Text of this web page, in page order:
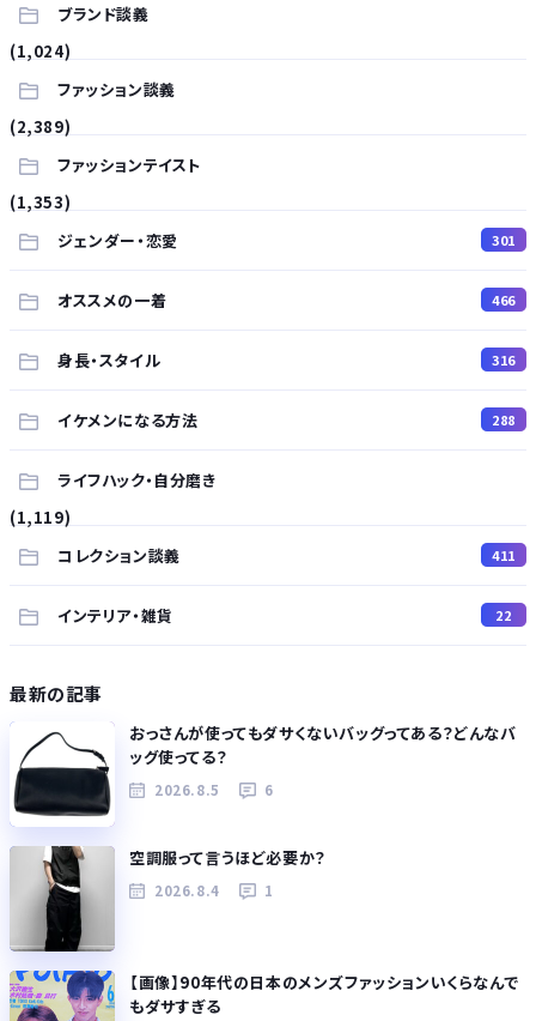
ブランド談義
(1,024)
ファッション談義
(2,389)
ファッションテイスト
(1,353)
ジェンダー・恋愛
301
オススメの一着 466
身長・スタイル 316
イケメンになる方法 288
ライフハック・自分磨き
(1,119)
コレクション談義
411
インテリア・雑貨 22
最新の記事
おっさんが使ってもダサくないバッグってある？どんなバ
ッグ使ってる？
2026.8.5 6
空調服って言うほど必要か？
2026.8.4 1
【画像】90年代の日本のメンズファッションいくらなんで
もダサすぎる